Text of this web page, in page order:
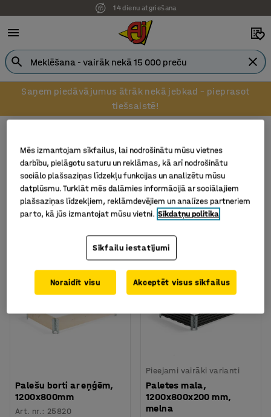
14 dienu atgriešana
Saņem piedāvājumus ātrāk nekā jebkad – pieprasot
tiešsaistē!
Palešu borti
Filtrēt Šķirot
Palešu borti ar eņģēm,
1200x800mm
Art. nr.: 25820
Pieejami vairāki varianti
Paletes mala,
1200x800x200 mm,
melna
Mēs izmantojam sīkfailus, lai nodrošinātu mūsu vietnes
darbību, pielāgotu saturu un reklāmas, kā arī nodrošinātu
sociālo plašsaziņas līdzekļu funkcijas un analizētu mūsu
datplūsmu. Turklāt mēs dalāmies informācijā ar sociālajiem
plašsaziņas līdzekļiem, reklāmdevējiem un analīzes partneriem
par to, kā jūs izmantojat mūsu vietni. Sīkdatņu politika
Sīkfailu iestatījumi
Noraidīt visu Akceptēt visus sīkfailus